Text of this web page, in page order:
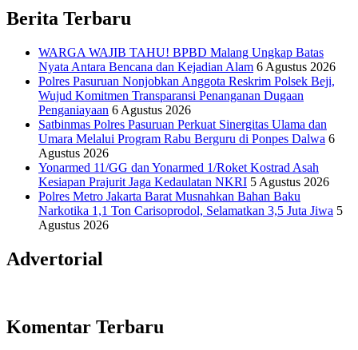
Berita Terbaru
WARGA WAJIB TAHU! BPBD Malang Ungkap Batas
Nyata Antara Bencana dan Kejadian Alam 6 Agustus 2026
Polres Pasuruan Nonjobkan Anggota Reskrim Polsek Beji,
Wujud Komitmen Transparansi Penanganan Dugaan
Penganiayaan 6 Agustus 2026
Satbinmas Polres Pasuruan Perkuat Sinergitas Ulama dan
Umara Melalui Program Rabu Berguru di Ponpes Dalwa 6
Agustus 2026
Yonarmed 11/GG dan Yonarmed 1/Roket Kostrad Asah
Kesiapan Prajurit Jaga Kedaulatan NKRI 5 Agustus 2026
Polres Metro Jakarta Barat Musnahkan Bahan Baku
Narkotika 1,1 Ton Carisoprodol, Selamatkan 3,5 Juta Jiwa 5
Agustus 2026
Advertorial
Komentar Terbaru